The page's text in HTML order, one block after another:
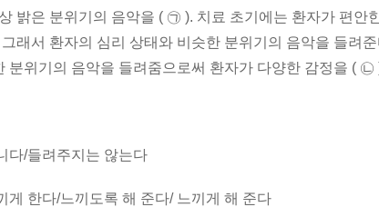
밝은 분위기의 음악을 ( ㉠ ). 치료 초기에는 환자가 편안
래서 환자의 심리 상태와 비슷한 분위기의 음악을 들려
분위기의 음악을 들려줌으로써 환자가 다양한 감정을 ( ㉡
/들려주지는 않는다
한다/느끼도록 해 준다/ 느끼게 해 준다